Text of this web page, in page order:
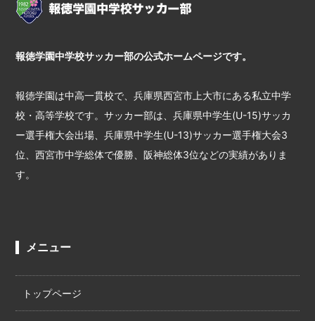
報徳学園中学校サッカー部の公式ホームページです。
報徳学園は中高一貫校で、兵庫県西宮市上大市にある私立中学
校・高等学校です。サッカー部は、兵庫県中学生(U-15)サッカ
ー選手権大会出場、兵庫県中学生(U-13)サッカー選手権大会3
位、西宮市中学総体で優勝、阪神総体3位などの実績がありま
す。
メニュー
トップページ